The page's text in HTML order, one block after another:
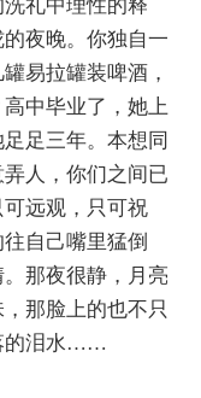
礼中理性的释
夜晚。你独自一
易拉罐装啤酒，
中毕业了，她上
足三年。本想同
人，你们之间已
远观，只可祝
自己嘴里猛倒
那夜很静，月亮
那脸上的也不只
的泪水……